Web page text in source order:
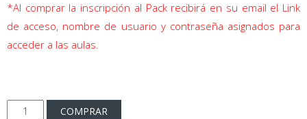
*Al comprar la inscripción al Pack recibirá en su email el Link
de acceso, nombre de usuario y contraseña asignados para
acceder a las aulas.
Pack
COMPRAR